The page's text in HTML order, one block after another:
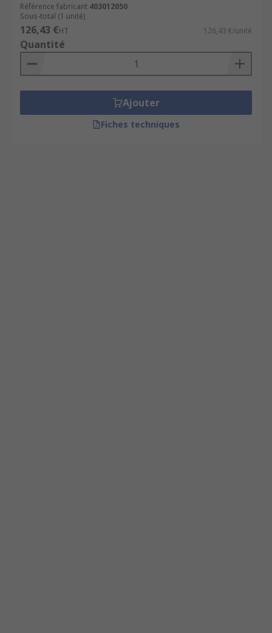
Référence fabricant 403012050
Sous-total (1 unité)
126,43 €HT 126,43 €/unité
Quantité
Ajouter
Fiches techniques